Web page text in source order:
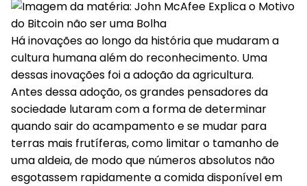
Há inovações ao longo da história que mudaram a
cultura humana além do reconhecimento. Uma
dessas inovações foi a adoção da agricultura.
Antes dessa adoção, os grandes pensadores da
sociedade lutaram com a forma de determinar
quando sair do acampamento e se mudar para
terras mais frutíferas, como limitar o tamanho de
uma aldeia, de modo que números absolutos não
esgotassem rapidamente a comida disponível em